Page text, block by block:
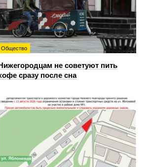
Общество
не советуют пить
сразу после сна